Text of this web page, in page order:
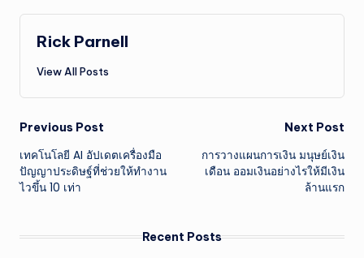
Rick Parnell
View All Posts
Post
navigation
Previous Post
เทคโนโลยี AI อัปเดตเครื่องมือ
ปัญญาประดิษฐ์ที่ช่วยให้ทำงาน
ไวขึ้น 10 เท่า
Next Post
การวางแผนการเงิน มนุษย์เงิน
เดือน ออมเงินอย่างไรให้มีเงิน
ล้านแรก
Recent Posts